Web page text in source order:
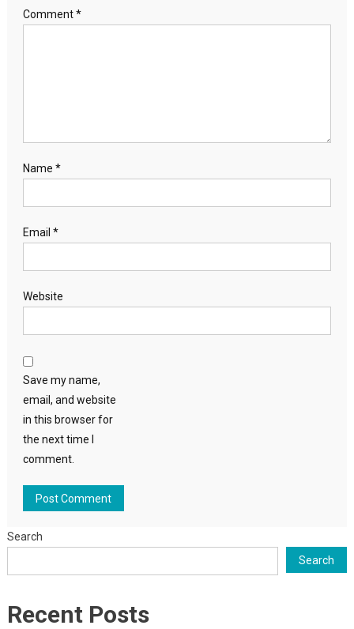
Comment*
Name *
Email *
Website
Save my name,
email, and website
in this browser for
the next time I
comment.
Search
Search
Recent Posts